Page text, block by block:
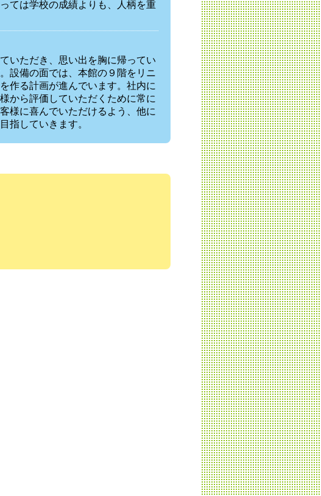
ては学校の成績よりも、人柄を重
いただき、思い出を胸に帰ってい
設備の面では、本館の９階をリニ
作る計画が進んでいます。社内に
から評価していただくために常に
様に喜んでいただけるよう、他に
指していきます。